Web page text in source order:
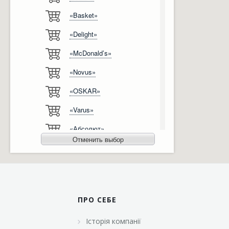
Відгуки
Ліцензії, сертифікати, дипломи
Автоматизація
Сервіс
«Basket»
«Delight»
«McDonald’s»
«Novus»
«OSKAR»
«Varus»
«Абсолют»
«Агро-Овен»
«Бімаркет»
«Брусничка»
Отменить выбор
ПРО СЕБЕ
Історія компанії